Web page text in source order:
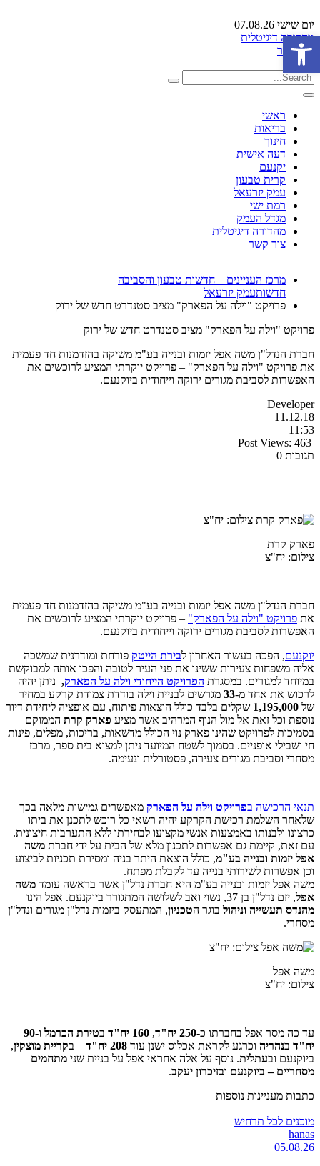
פתח סרגל נגישות
יום שישי 07.08.26
מהדורה דיגיטלית
צור קשר
ראשי
בריאות
חינוך
דעה אישית
יקנעם
קרית טבעון
עמק יזרעאל
רמת ישי
מגדל העמק
מהדורה דיגיטלית
צור קשר
מרכז העניינים – חדשות טבעון והסביבה
חדשותעמק יזרעאל
פרויקט "וילה על הפארק" מציב סטנדרט חדש של ירוק
פרויקט "וילה על הפארק" מציב סטנדרט חדש של ירוק
חברת הנדל"ן משה אפל יזמות ובנייה בע"מ משיקה בהזדמנות חד פעמית
את פרויקט "וילה על הפארק" – פרויקט יוקרתי המציע לרוכשים את
האפשרות לסביבת מגורים ירוקה וייחודית ביוקנעם.
Developer
11.12.18
11:53
Post Views: 463
תגובות 0
פארק קרת
צילום: יח"צ
חברת הנדל"ן משה אפל יזמות ובנייה בע"מ משיקה בהזדמנות חד פעמית
את פרויקט "וילה על הפארק" – פרויקט יוקרתי המציע לרוכשים את
האפשרות לסביבת מגורים ירוקה וייחודית ביוקנעם.
יוקנעם, הפכה בעשור האחרון לבירת הייטק פורחת ומודרנית שמשכה
אליה משפחות צעירות ששינו את פני העיר לטובה והפכו אותה למבוקשת
במיוחד למגורים. במסגרת הפרויקט הייחודי וילה על הפארק, ניתן יהיה
לרכוש את אחד מ-33 מגרשים לבניית וילה בודדת צמודת קרקע במחיר
של 1,195,000 שקלים בלבד כולל הוצאות פיתוח, עם אופציה ליחידת דיור
נוספת וכל זאת אל מול הנוף המרהיב אשר מציע פארק קרת הממוקם
בסמיכות לפרויקט שהינו פארק נוי הכולל מדשאות, בריכות, מפלים, פינות
חי ושבילי אופניים. בסמוך לשטח המיועד ניתן למצוא בית ספר, מרכז
מסחרי וסביבת מגורים צעירה, פסטורלית ונעימה.
תנאי הרכישה בפרויקט וילה על הפארק מאפשרים גמישות מלאה בכך
שלאחר השלמת רכישת הקרקע יהיה רשאי כל רוכש לתכנן את ביתו
כרצונו ולבנותו באמצעות אנשי מקצועו לבחירתו ללא התערבות חיצונית.
עם זאת, קיימת גם אפשרות לתכנון מלא של הבית על ידי חברת משה
אפל יזמות ובנייה בע"מ, כולל הוצאת היתר בניה ומסירת תכניות לביצוע
וכן אפשרות לשירותי בנייה עד לקבלת מפתח.
משה אפל יזמות ובנייה בע"מ היא חברת נדל"ן אשר בראשה עומד משה
אפל, יזם נדל"ן בן 37, נשוי ואב לשלושה המתגורר ביוקנעם. אפל הינו
מהנדס תעשייה וניהול בוגר הטכניון, המתעסק ביזמות נדל"ן מגורים ונדל"ן
מסחרי.
משה אפל
צילום: יח"צ
עד כה מסר אפל בחברתו כ-250 יח"ד , 160 יח"ד בטירת הכרמל ו-90
יח"ד בנהריה וכרגע לקראת אכלוס ישנן עוד – בקריית מוצקין,
ביוקנעם ובעתלית. נוסף על אלה אחראי אפל על בניית שני מתחמים
מסחריים – ביוקנעם ובזיכרון יעקב.
כתבות מעניינות נוספות
מוכנים לכל תרחיש
hanas
05.08.26